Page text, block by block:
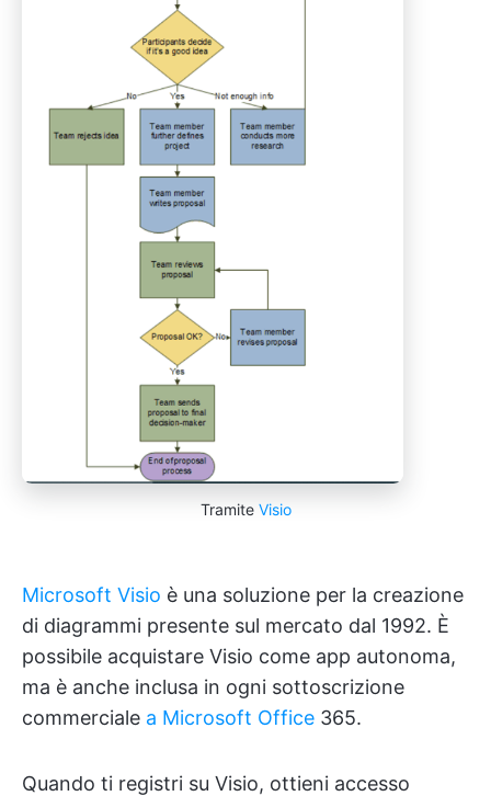
Tramite Visio
Microsoft Visio è una soluzione per la creazione
di diagrammi presente sul mercato dal 1992. È
possibile acquistare Visio come app autonoma,
ma è anche inclusa in ogni sottoscrizione
commerciale a Microsoft Office 365.
Quando ti registri su Visio, ottieni accesso